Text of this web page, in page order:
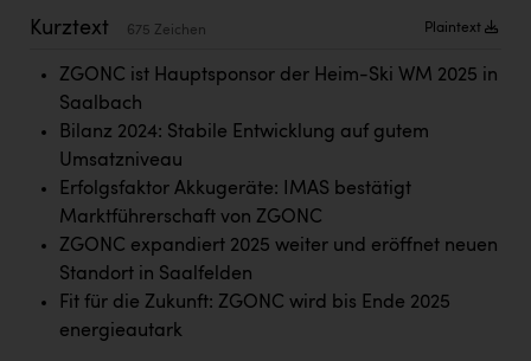
Immotech
INTERSPAR
Jesolo
Jane Goodall Institute Austria
Kärcher
Karin Liedl
KEBA
Kurztext 675 Zeichen Plaintext
ZGONC ist Hauptsponsor der Heim-Ski WM 2025 in
Saalbach
Bilanz 2024: Stabile Entwicklung auf gutem
Umsatzniveau
Erfolgsfaktor Akkugeräte: IMAS bestätigt
Marktführerschaft von ZGONC
ZGONC expandiert 2025 weiter und eröffnet neuen
Standort in Saalfelden
Fit für die Zukunft: ZGONC wird bis Ende 2025
energieautark